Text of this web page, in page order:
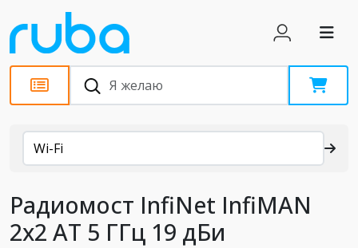
Каталог
Wi-Fi
Радиомост InfiNet InfiMAN
2x2 АТ 5 ГГц 19 дБи